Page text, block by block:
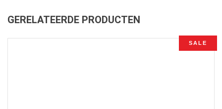
GERELATEERDE PRODUCTEN
SALE